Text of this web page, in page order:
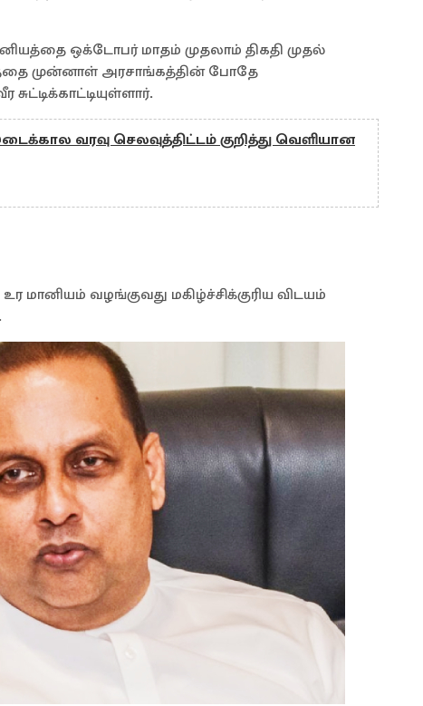
ஒக்டோபர் மாதம் முதலாம் திகதி முதல்
முன்னாள் அரசாங்கத்தின் போதே
வரவு செலவுத்திட்டம் குறித்து வெளியான
மானியம் வழங்குவது மகிழ்ச்சிக்குரிய விடயம்